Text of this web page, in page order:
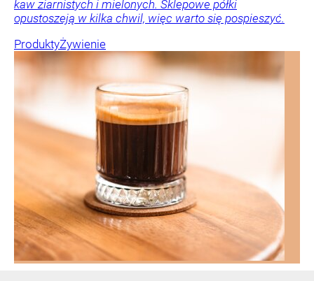
kaw ziarnistych i mielonych. Sklepowe półki
opustoszeją w kilka chwil, więc warto się pospieszyć.
ProduktyŻywienie